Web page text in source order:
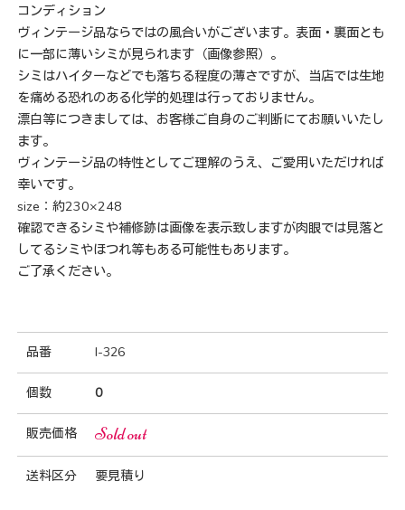
コンディション
ヴィンテージ品ならではの風合いがございます。表面・裏面とも
に一部に薄いシミが見られます（画像参照）。
シミはハイターなどでも落ちる程度の薄さですが、当店では生地
を痛める恐れのある化学的処理は行っておりません。
漂白等につきましては、お客様ご自身のご判断にてお願いいたし
ます。
ヴィンテージ品の特性としてご理解のうえ、ご愛用いただければ
幸いです。
size：約230×248
確認できるシミや補修跡は画像を表示致しますが肉眼では見落と
してるシミやほつれ等もある可能性もあります。
ご了承ください。
品番 I-326
個数 0
販売価格 Sold out
送料区分 要見積り